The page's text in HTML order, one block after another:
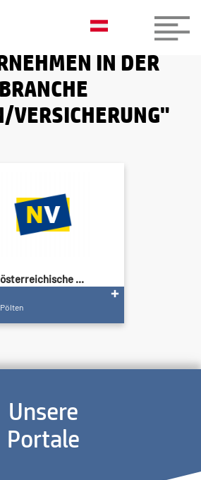
IN DER
BRANCHE
VERSICHERUNG"
...
Unsere
Portale